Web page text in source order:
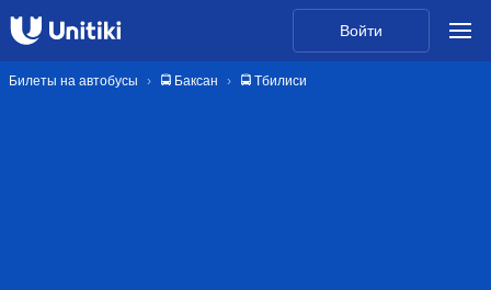
Войти
Билеты на автобусы 🚍 Баксан 🚍 Тбилиси